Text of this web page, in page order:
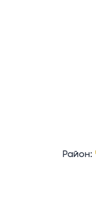
Район: